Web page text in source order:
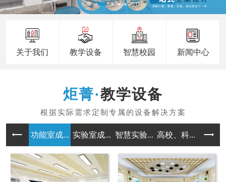
关于我们 教学设备 智慧校园 新闻中心
教学设备
功能室成... 实验室成... 智慧实验... 高校、科...